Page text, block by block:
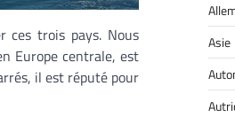
ces trois pays. Nous
Europe centrale, est
il est réputé pour
Asie